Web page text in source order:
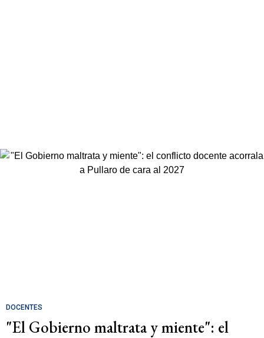
DOCENTES
"El Gobierno maltrata y miente": el